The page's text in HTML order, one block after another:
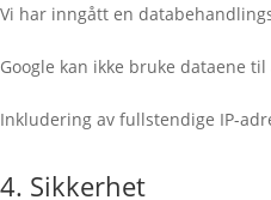
Vi har inngått en
Google kan ikke bruke dataene
Inkludering av fullstendige IP-
4. Sikkerhet